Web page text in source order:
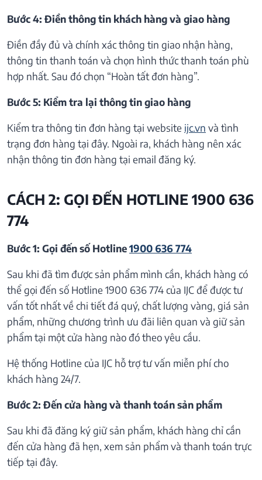
Bước 4: Điền thông tin khách hàng và giao hàng
Điền đầy đủ và chính xác thông tin giao nhận hàng,
thông tin thanh toán và chọn hình thức thanh toán phù
hợp nhất. Sau đó chọn “Hoàn tất đơn hàng”.
Bước 5: Kiểm tra lại thông tin giao hàng
Kiểm tra thông tin đơn hàng tại website ijc.vn và tình
trạng đơn hàng tại đây. Ngoài ra, khách hàng nên xác
nhận thông tin đơn hàng tại email đăng ký.
CÁCH 2: GỌI ĐẾN HOTLINE 1900 636
774
Bước 1: Gọi đến số Hotline1900 636 774
Sau khi đã tìm được sản phẩm mình cần, khách hàng có
thể gọi đến số Hotline 1900 636 774 của IJC để được tư
vấn tốt nhất về chi tiết đá quý, chất lượng vàng, giá sản
phẩm, những chương trình ưu đãi liên quan và giữ sản
phẩm tại một cửa hàng nào đó theo yêu cầu.
Hệ thống Hotline của IJC hỗ trợ tư vấn miễn phí cho
khách hàng 24/7.
Bước 2: Đến cửa hàng và thanh toán sản phẩm
Sau khi đã đăng ký giữ sản phẩm, khách hàng chỉ cần
đến cửa hàng đã hẹn, xem sản phẩm và thanh toán trực
tiếp tại đây.